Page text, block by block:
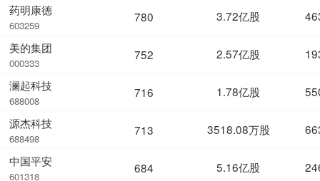
药明康德
603259
美的集团
000333
澜起科技
688008
源杰科技
688498
中国平安
601318
780 3.72亿股
752 2.57亿股
716 1.78亿股
713 3518.08万股
684 5.16亿股